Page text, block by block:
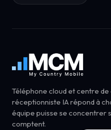
Téléphone cloud et centre
réceptionniste IA répond à
équipe puisse se concentrer
comptent.